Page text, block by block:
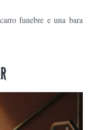
funebre e una bara